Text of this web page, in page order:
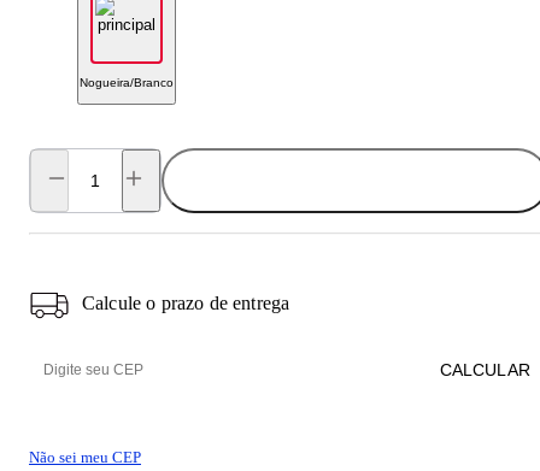
Nogueira/Branco
Calcule o prazo de entrega
Não sei meu CEP
CALCULAR